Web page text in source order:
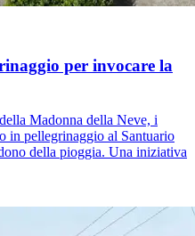
per invocare la
Madonna della Neve, i
in pellegrinaggio al Santuario
della pioggia. Una iniziativa